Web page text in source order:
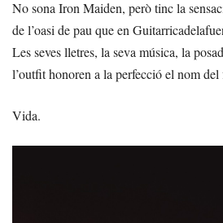
No sona Iron Maiden, però tinc la
de l’oasi de pau que en
Les seves lletres, la seva música, la
l’outfit honoren a la perfecció el nom del
Vida.